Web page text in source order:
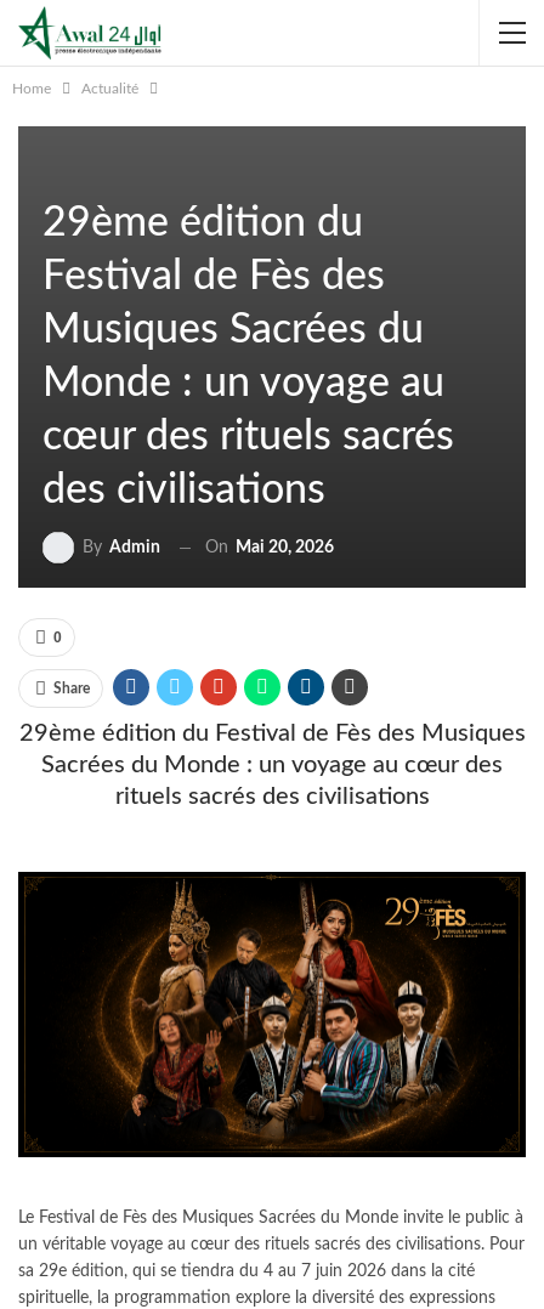
Home Actualité
29ème édition du
Festival de Fès des
Musiques Sacrées du
Monde : un voyage au
cœur des rituels sacrés
des civilisations
By Admin On Mai 20, 2026
0
Share
29ème édition du Festival de Fès des Musiques
Sacrées du Monde : un voyage au cœur des
rituels sacrés des civilisations
Le Festival de Fès des Musiques Sacrées du Monde invite le public à
un véritable voyage au cœur des rituels sacrés des civilisations. Pour
sa 29e édition, qui se tiendra du 4 au 7 juin 2026 dans la cité
spirituelle, la programmation explore la diversité des expressions